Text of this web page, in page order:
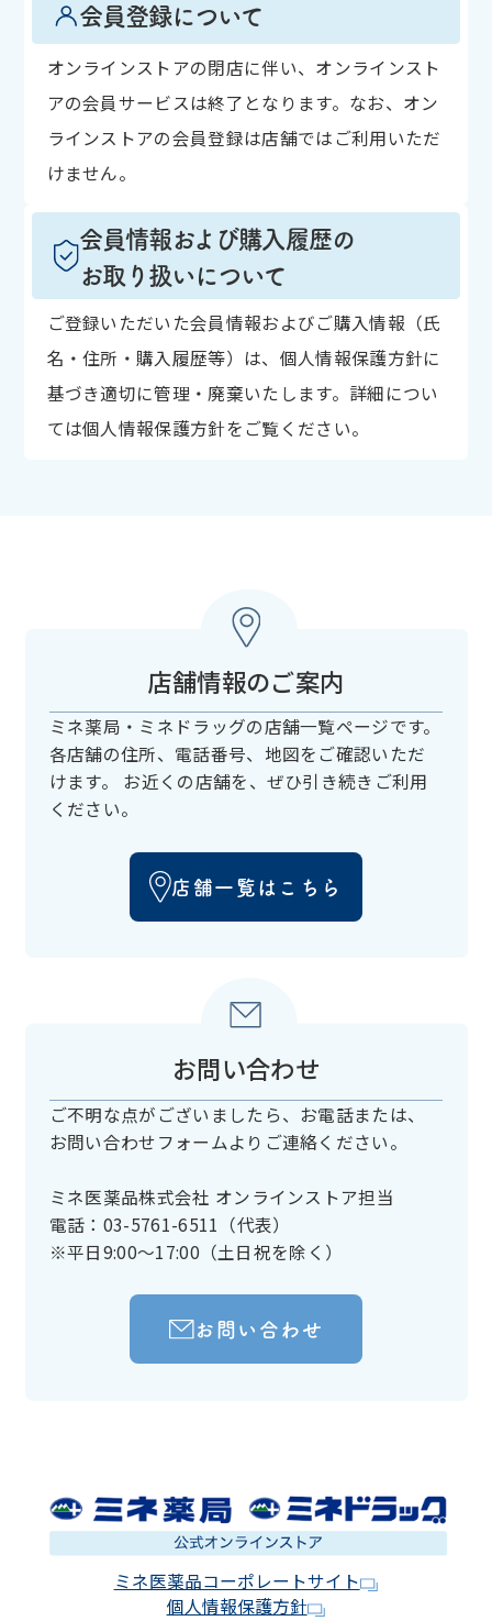
会員登録について
オンラインストアの閉店に伴い、オンラインスト
アの会員サービスは終了となります。なお、オン
ラインストアの会員登録は店舗ではご利用いただ
けません。
会員情報および購入履歴の
お取り扱いについて
ご登録いただいた会員情報およびご購入情報（氏
名・住所・購入履歴等）は、個人情報保護方針に
基づき適切に管理・廃棄いたします。詳細につい
ては個人情報保護方針をご覧ください。
店舗情報のご案内
ミネ薬局・ミネドラッグの店舗一覧ページです。
各店舗の住所、電話番号、 地図をご確認いただ
けます。
お近くの店舗を、ぜひ引き続きご利用
ください。
店舗一覧はこちら
お問い合わせ
ご不明な点がございましたら、お電話または、
お問い合わせフォームよりご連絡ください。
ミネ医薬品株式会社 オンラインストア担当
電話：03-5761-6511（代表）
※平日9:00～17:00（土日祝を除く）
お問い合わせ
ミネ医薬品コーポレートサイト
個人情報保護方針